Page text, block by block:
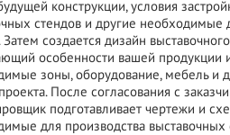
конструкции, условия
стендов и другие необходимые
создается дизайн
особенности вашей продукции
зоны, оборудование, мебель и
После согласования с
подготавливает чертежи и
для производства выставочных